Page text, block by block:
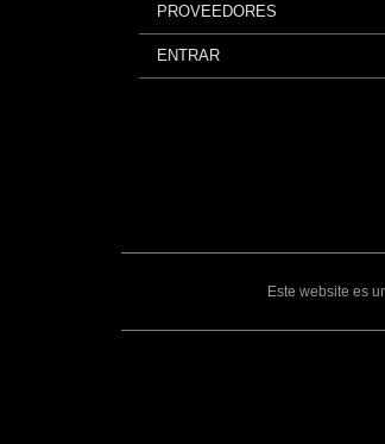
PROVEEDORES
ENTRAR
Este website es